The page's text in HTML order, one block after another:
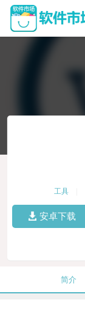
工具
安卓下载
简介